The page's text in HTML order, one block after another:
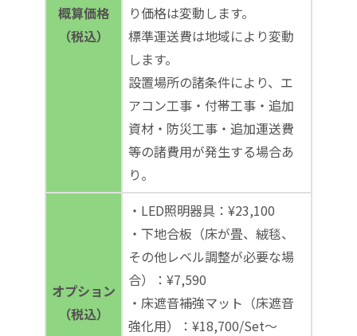
概算価格
（税込）
り価格は変動します。
標準運送費は地域により変動
します。
設置場所の諸条件により、エ
アコン工事・付帯工事・追加
資材・防災工事・追加運送費
等の諸費用が発生する場合あ
り。
オプション
（税込）
・LED照明器具：¥23,100
・下地合板（床が畳、絨毯、
その他レベル調整が必要な場
合）：¥7,590
・床遮音補強マット（床遮音
強化用）：¥18,700/Set～